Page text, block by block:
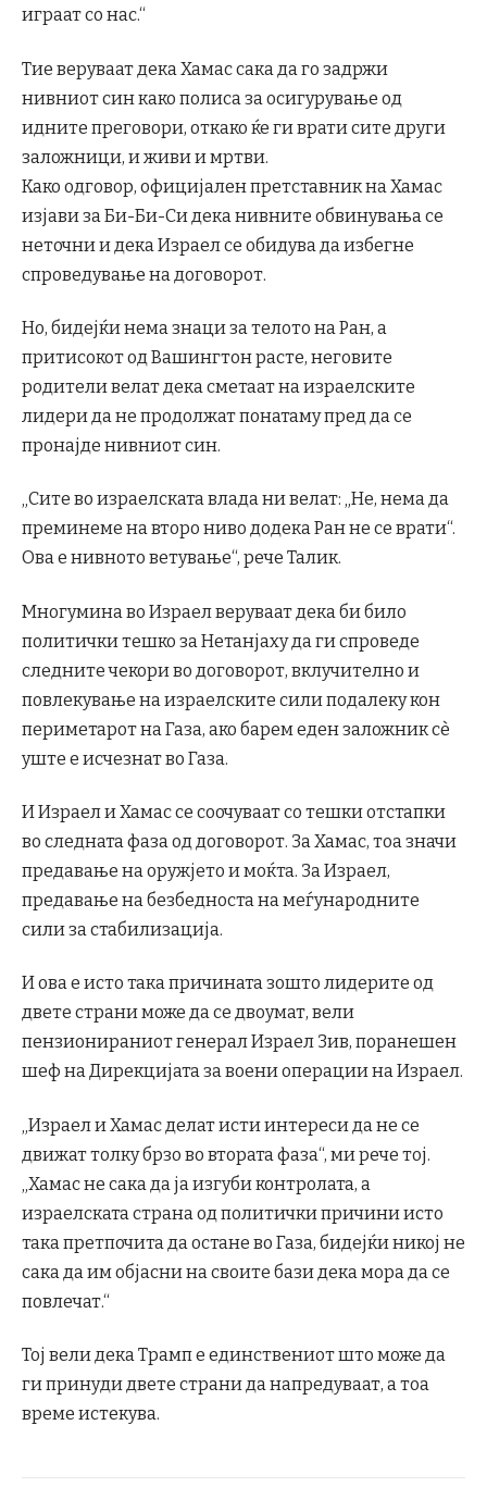
играат со нас.“
Тие веруваат дека Хамас сака да го задржи
нивниот син како полиса за осигурување од
идните преговори, откако ќе ги врати сите други
заложници, и живи и мртви.
Како одговор, официјален претставник на Хамас
изјави за Би-Би-Си дека нивните обвинувања се
неточни и дека Израел се обидува да избегне
спроведување на договорот.
Но, бидејќи нема знаци за телото на Ран, а
притисокот од Вашингтон расте, неговите
родители велат дека сметаат на израелските
лидери да не продолжат понатаму пред да се
пронајде нивниот син.
„Сите во израелската влада ни велат: „Не, нема да
преминеме на второ ниво додека Ран не се врати“.
Ова е нивното ветување“, рече Талик.
Многумина во Израел веруваат дека би било
политички тешко за Нетанјаху да ги спроведе
следните чекори во договорот, вклучително и
повлекување на израелските сили подалеку кон
периметарот на Газа, ако барем еден заложник сè
уште е исчезнат во Газа.
И Израел и Хамас се соочуваат со тешки отстапки
во следната фаза од договорот. За Хамас, тоа значи
предавање на оружјето и моќта. За Израел,
предавање на безбедноста на меѓународните
сили за стабилизација.
И ова е исто така причината зошто лидерите од
двете страни може да се двоумат, вели
пензионираниот генерал Израел Зив, поранешен
шеф на Дирекцијата за воени операции на Израел.
„Израел и Хамас делат исти интереси да не се
движат толку брзо во втората фаза“, ми рече тој.
„Хамас не сака да ја изгуби контролата, а
израелската страна од политички причини исто
така претпочита да остане во Газа, бидејќи никој не
сака да им објасни на своите бази дека мора да се
повлечат.“
Тој вели дека Трамп е единствениот што може да
ги принуди двете страни да напредуваат, а тоа
време истекува.